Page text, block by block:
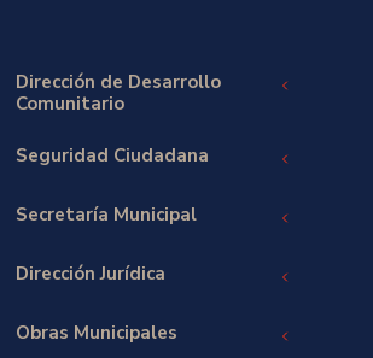
Dirección de Desarrollo
Comunitario
Seguridad Ciudadana
Secretaría Municipal
Dirección Jurídica
Obras Municipales